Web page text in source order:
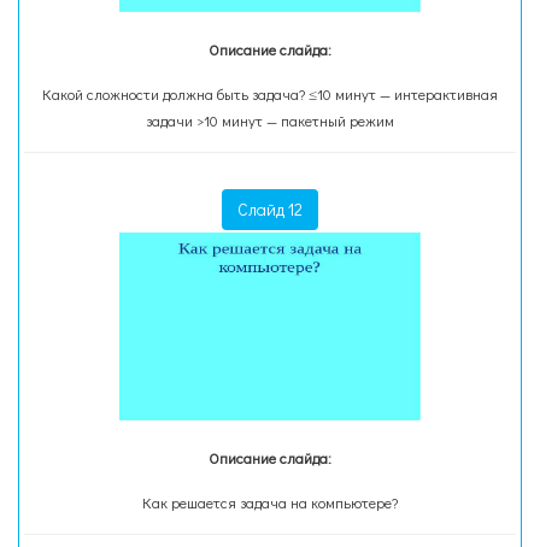
Описание слайда:
Какой сложности должна быть задача? ≤10 минут — интерактивная
задачи >10 минут — пакетный режим
Слайд 12
Описание слайда:
Как решается задача на компьютере?